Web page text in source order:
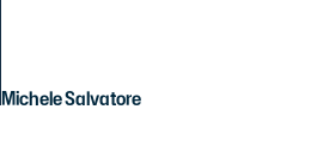
Michele Salvatore